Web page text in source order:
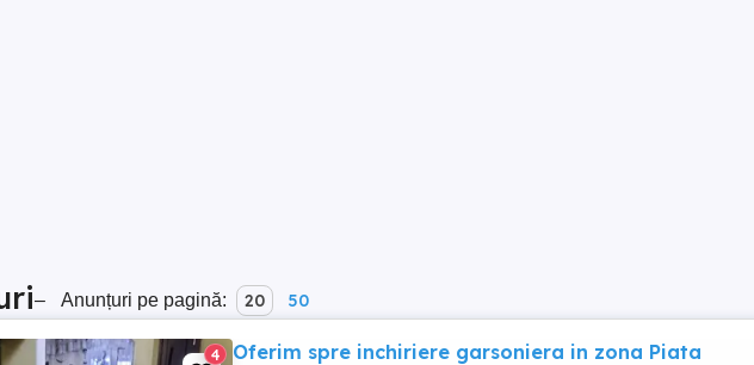
– Anunțuri pe pagină: 20 50
4
Oferim spre inchiriere garsoniera in zona Piata